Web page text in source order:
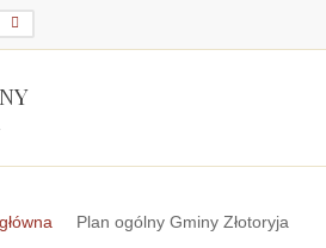
Plan ogólny Gminy Złotoryja